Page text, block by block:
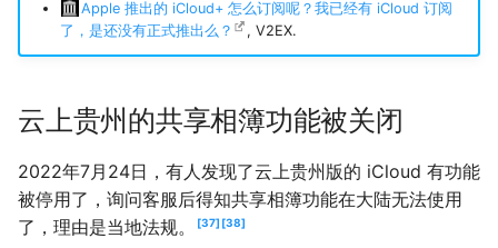
Apple 推出的 iCloud+ 怎么订阅呢？我已经有 iCloud 订阅
了，是还没有正式推出么？
, V2EX.
云上贵州的共享相簿功能被关闭
2022年7月24日，有人发现了云上贵州版的 iCloud 有功能
被停用了，询问客服后得知共享相簿功能在大陆无法使用
了，理由是当地法规。
37 38